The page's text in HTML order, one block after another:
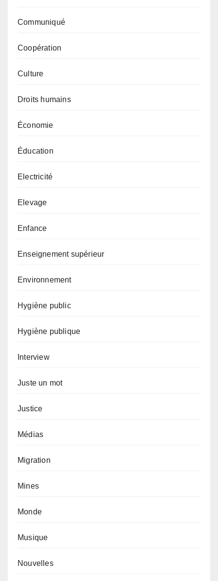
Communiqué
Coopération
Culture
Droits humains
Économie
Éducation
Electricité
Elevage
Enfance
Enseignement supérieur
Environnement
Hygiène public
Hygiène publique
Interview
Juste un mot
Justice
Médias
Migration
Mines
Monde
Musique
Nouvelles